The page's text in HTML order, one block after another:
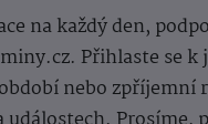
na každý den,
Přihlaste se
nebo